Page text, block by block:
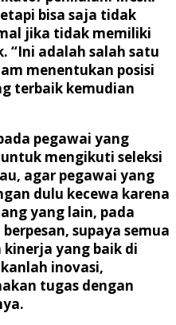
bisa saja tidak
jika tidak memiliki
“Ini adalah salah satu
menentukan posisi
terbaik kemudian
pegawai yang
mengikuti seleksi
agar pegawai yang
dulu kecewa karena
yang lain, pada
supaya semua
yang baik di
inovasi,
tugas dengan